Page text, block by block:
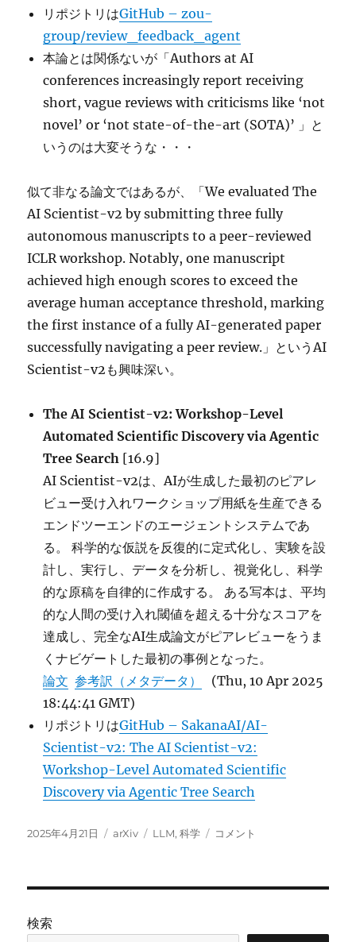
リポジトリはGitHub – zou-
group/review_feedback_agent
本論とは関係ないが「Authors at AI
conferences increasingly report receiving
short, vague reviews with criticisms like ‘not
novel’ or ‘not state-of-the-art (SOTA)’ 」と
いうのは大変そうな・・・
似て非なる論文ではあるが、「We evaluated The
AI Scientist-v2 by submitting three fully
autonomous manuscripts to a peer-reviewed
ICLR workshop. Notably, one manuscript
achieved high enough scores to exceed the
average human acceptance threshold, marking
the first instance of a fully AI-generated paper
successfully navigating a peer review.」というAI
Scientist-v2も興味深い。
The AI Scientist-v2: Workshop-Level
Automated Scientific Discovery via Agentic
Tree Search [16.9]
AI Scientist-v2は、AIが生成した最初のピアレ
ビュー受け入れワークショップ用紙を生産できる
エンドツーエンドのエージェントシステムであ
る。 科学的な仮説を反復的に定式化し、実験を設
計し、実行し、データを分析し、視覚化し、科学
的な原稿を自律的に作成する。 ある写本は、平均
的な人間の受け入れ閾値を超える十分なスコアを
達成し、完全なAI生成論文がピアレビューをうま
くナビゲートした最初の事例となった。
論文 参考訳（メタデータ）
(Thu, 10 Apr 2025
18:44:41 GMT)
リポジトリはGitHub – SakanaAI/AI-
Scientist-v2: The AI Scientist-v2:
Workshop-Level Automated Scientific
Discovery via Agentic Tree Search
投
2025年4月21日
カ
arXiv
タ
LLM,科学
Can
A
コメント
検索